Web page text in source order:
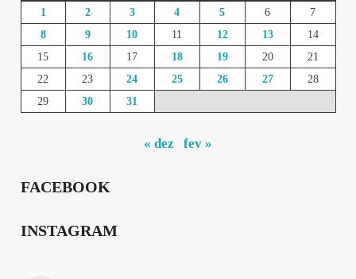
1 2 3 4 5 6
7
8
9 10 11 12 13
14
15
16 17 18 19 20
21
22
23 24 25 26 27
28
29
30 31
« dez fev »
FACEBOOK
INSTAGRAM